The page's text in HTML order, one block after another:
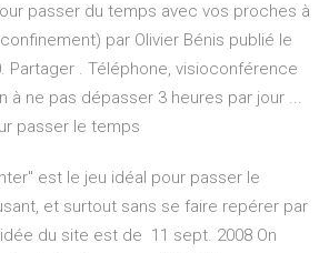
passer du temps avec vos proches à
par Olivier Bénis publié le
Partager . Téléphone, visioconférence
à ne pas dépasser 3 heures par jour ...
passer le temps
est le jeu idéal pour passer le
et surtout sans se faire repérer par
du site est de 11 sept. 2008 On